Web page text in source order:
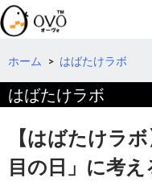
検
索
コ
テ
ツ
へ
ホーム > はばたけラボ
はばたけラボ
【はばたけラ
目の日」に考